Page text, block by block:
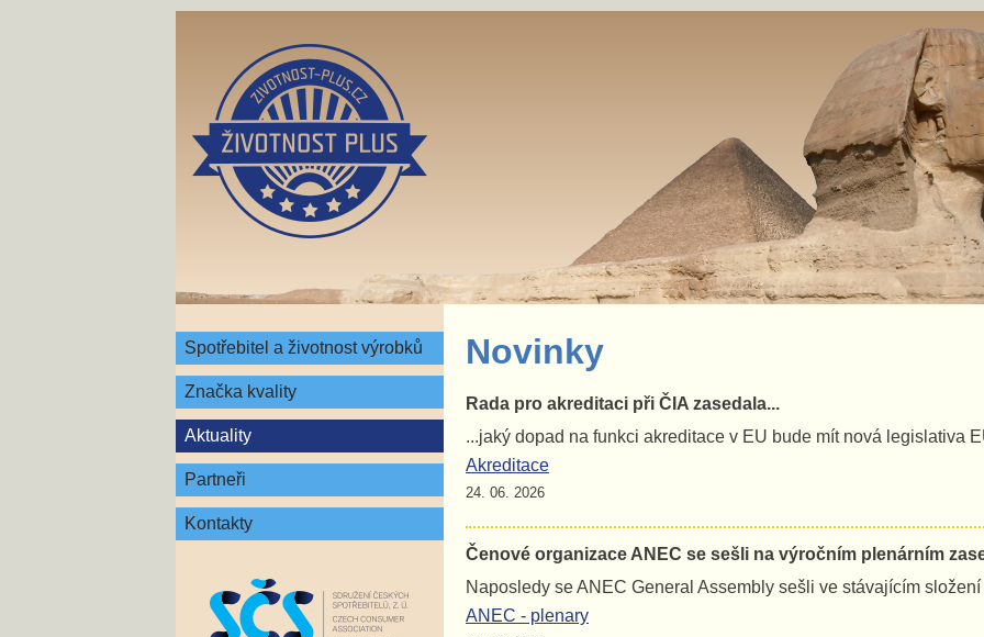
Spotřebitel a životnost výrobků
Značka kvality
Aktuality
Partneři
Kontakty
Novinky
Rada pro akreditaci při ČIA zasedala...
...jaký dopad na funkci akreditace v EU bude mít nová legislativa
Akreditace
24. 06. 2026
Čenové organizace ANEC se sešli na výročním plenárním
Naposledy se ANEC General Assembly sešli ve stávajícím složení
ANEC - plenary